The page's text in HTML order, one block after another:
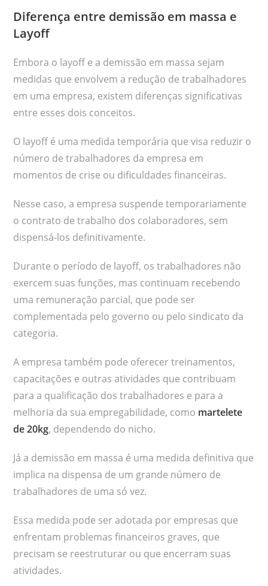
Diferença entre demissão em massa e
Layoff
Embora o layoff e a demissão em massa sejam
medidas que envolvem a redução de trabalhadores
em uma empresa, existem diferenças significativas
entre esses dois conceitos.
O layoff é uma medida temporária que visa reduzir o
número de trabalhadores da empresa em
momentos de crise ou dificuldades financeiras.
Nesse caso, a empresa suspende temporariamente
o contrato de trabalho dos colaboradores, sem
dispensá-los definitivamente.
Durante o período de layoff, os trabalhadores não
exercem suas funções, mas continuam recebendo
uma remuneração parcial, que pode ser
complementada pelo governo ou pelo sindicato da
categoria.
A empresa também pode oferecer treinamentos,
capacitações e outras atividades que contribuam
para a qualificação dos trabalhadores e para a
melhoria da sua empregabilidade, como martelete
de 20kg, dependendo do nicho.
Já a demissão em massa é uma medida definitiva que
implica na dispensa de um grande número de
trabalhadores de uma só vez.
Essa medida pode ser adotada por empresas que
enfrentam problemas financeiros graves, que
precisam se reestruturar ou que encerram suas
atividades.